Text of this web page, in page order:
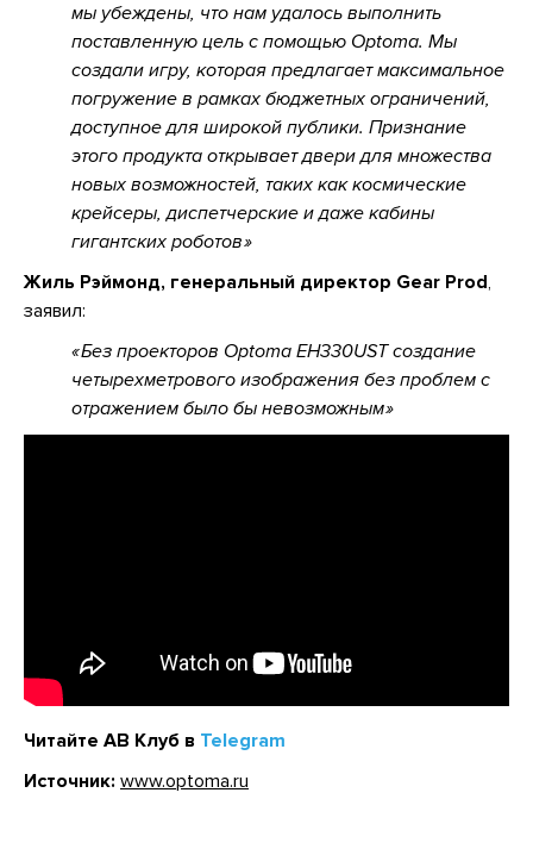
мы убеждены, что нам удалось выполнить
поставленную цель с помощью Optoma. Мы
создали игру, которая предлагает максимальное
погружение в рамках бюджетных ограничений,
доступное для широкой публики. Признание
этого продукта открывает двери для множества
новых возможностей, таких как космические
крейсеры, диспетчерские и даже кабины
гигантских роботов
Жиль Рэймонд, генеральный директор Gear Prod,
заявил:
Без проекторов Optoma EH330UST создание
четырехметрового изображения без проблем с
отражением было бы невозможным
Читайте АВ Клуб в Telegram
Источник: www.optoma.ru